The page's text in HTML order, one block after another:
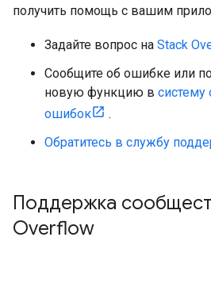
получить помощь с вашим
Задайте вопрос на Stack
Сообщите об ошибке или
новую функцию в систему
ошибок
.
Обратитесь в службу
Поддержка
Overflow